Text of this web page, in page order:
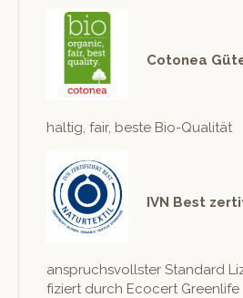
Cotonea
haltig, fair, beste Bio-Qualität
IVN Best
anspruchsvoll­ster Stan­dard
fiziert durch Eco­cert Greenlife